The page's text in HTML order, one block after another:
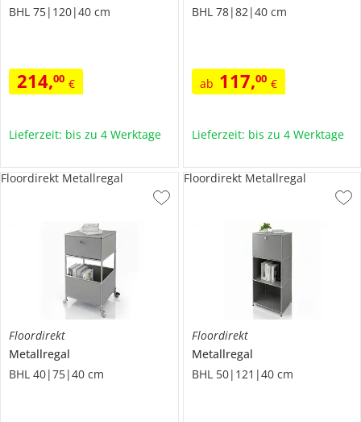
BHL 75|120|40 cm
214,00 €
Lieferzeit: bis zu 4 Werktage
BHL 78|82|40 cm
ab 117,00 €
Lieferzeit: bis zu 4 Werktage
Floordirekt
Metallregal
BHL 40|75|40 cm
Floordirekt Metallregal
Floordirekt
Metallregal
BHL 50|121|40 cm
Floordirekt Metallregal